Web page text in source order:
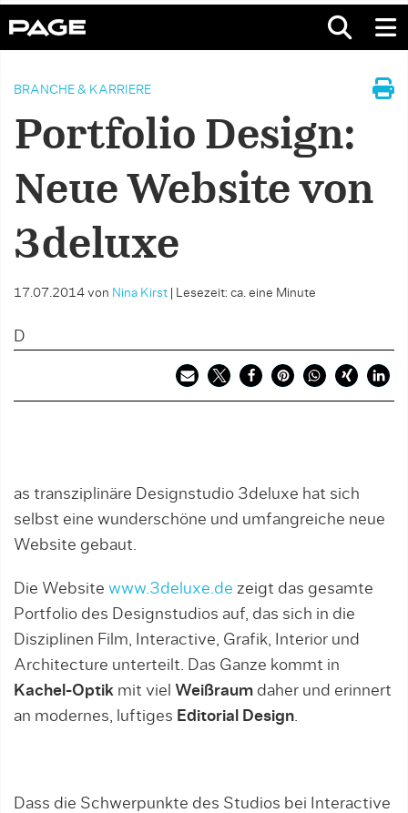
BRANCHE & KARRIERE
Portfolio Design:
Neue Website von
3deluxe
17.07.2014 von Nina Kirst Lesezeit: ca. eine Minute
D
as transziplinäre Designstudio 3deluxe hat sich
selbst eine wunderschöne und umfangreiche neue
Website gebaut.
Die Website www.3deluxe.de zeigt das gesamte
Portfolio des Designstudios auf, das sich in die
Disziplinen Film, Interactive, Grafik, Interior und
Architecture unterteilt. Das Ganze kommt in
Kachel-Optik mit viel Weißraum daher und erinnert
an modernes, luftiges Editorial Design.
Dass die Schwerpunkte des Studios bei Interactive